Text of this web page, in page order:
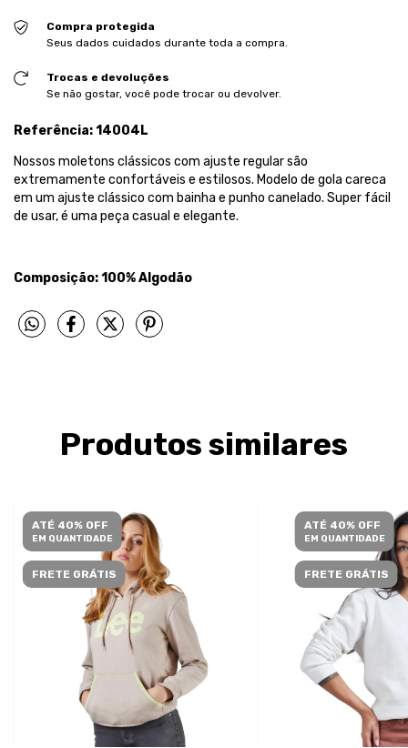
Compra protegida
Seus dados cuidados durante toda a compra.
Trocas e devoluções
Se não gostar, você pode trocar ou devolver.
Referência: 14004L
Nossos moletons clássicos com ajuste regular são
extremamente confortáveis e estilosos. Modelo de gola careca
em um ajuste clássico com bainha e punho canelado. Super fácil
de usar, é uma peça casual e elegante.
Composição: 100% Algodão
Produtos similares
ATÉ 40% OFF
EM QUANTIDADE
FRETE GRÁTIS
ATÉ 40% OFF
EM QUANTIDADE
FRETE GRÁTIS